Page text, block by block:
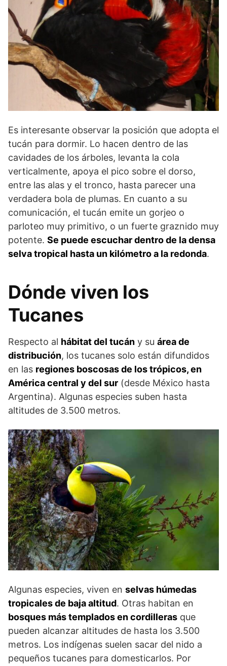
Es interesante observar la posición que adopta el
tucán para dormir. Lo hacen dentro de las
cavidades de los árboles, levanta la cola
verticalmente, apoya el pico sobre el dorso,
entre las alas y el tronco, hasta parecer una
verdadera bola de plumas. En cuanto a su
comunicación, el tucán emite un gorjeo o
parloteo muy primitivo, o un fuerte graznido muy
potente. Se puede escuchar dentro de la densa
selva tropical hasta un kilómetro a la redonda.
Dónde viven los
Tucanes
Respecto al hábitat del tucán y su área de
distribución, los tucanes solo están difundidos
en las regiones boscosas de los trópicos, en
América central y del sur (desde México hasta
Argentina). Algunas especies suben hasta
altitudes de 3.500 metros.
Algunas especies, viven en selvas húmedas
tropicales de baja altitud. Otras habitan en
bosques más templados en cordilleras que
pueden alcanzar altitudes de hasta los 3.500
metros. Los indígenas suelen sacar del nido a
pequeños tucanes para domesticarlos. Por